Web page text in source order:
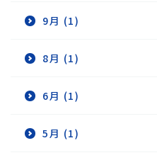
9月 (1)
8月 (1)
6月 (1)
5月 (1)